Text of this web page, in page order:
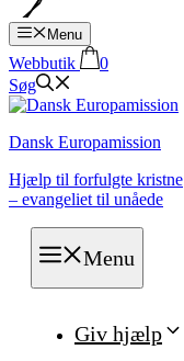
Menu
Webbutik
0
Søg
Dansk Europamission
Hjælp til forfulgte kristne
– evangeliet til unåede
Menu
Giv hjælp